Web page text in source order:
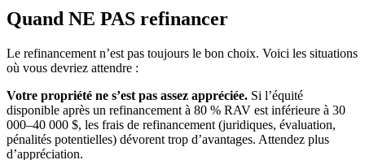
Quand NE PAS refinancer
Le refinancement n’est pas toujours le bon choix. Voici les situations
où vous devriez attendre :
Votre propriété ne s’est pas assez appréciée. Si l’équité
disponible après un refinancement à 80 % RAV est inférieure à 30
000–40 000 $, les frais de refinancement (juridiques, évaluation,
pénalités potentielles) dévorent trop d’avantages. Attendez plus
d’appréciation.